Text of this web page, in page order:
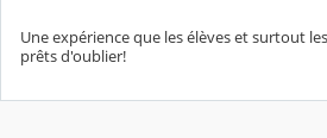
Une expérience que les élèves et surtout
prêts d'oublier!